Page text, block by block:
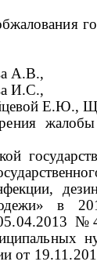
А.В.,
И.С.,
Е.Ю.,
в
от